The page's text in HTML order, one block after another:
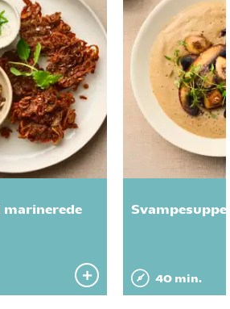
marinerede
40 min.